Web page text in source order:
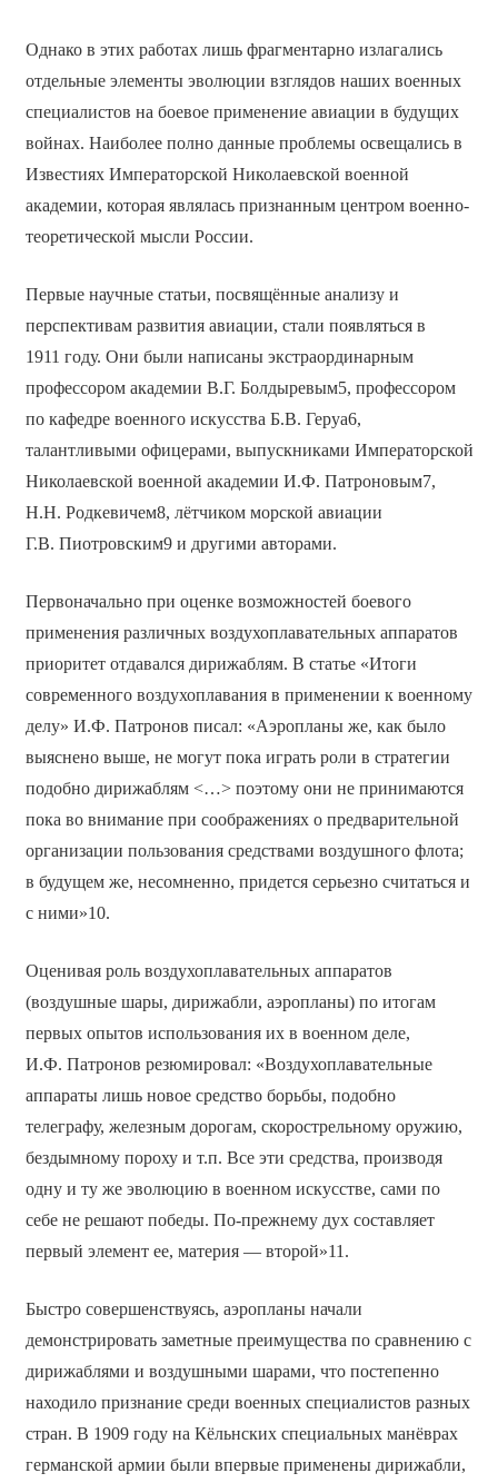
Однако в этих работах лишь фрагментарно излагались
отдельные элементы эволюции взглядов наших военных
специалистов на боевое применение авиации в будущих
войнах. Наиболее полно данные проблемы освещались в
Известиях Императорской Николаевской военной
академии, которая являлась признанным центром военно-
теоретической мысли России.
Первые научные статьи, посвящённые анализу и
перспективам развития авиации, стали появляться в
1911 году. Они были написаны экстраординарным
профессором академии В.Г. Болдыревым5, профессором
по кафедре военного искусства Б.В. Геруа6,
талантливыми офицерами, выпускниками Императорской
Николаевской военной академии И.Ф. Патроновым7,
Н.Н. Родкевичем8, лётчиком морской авиации
Г.В. Пиотровским9 и другими авторами.
Первоначально при оценке возможностей боевого
применения различных воздухоплавательных аппаратов
приоритет отдавался дирижаблям. В статье «Итоги
современного воздухоплавания в применении к военному
делу» И.Ф. Патронов писал: «Аэропланы же, как было
выяснено выше, не могут пока играть роли в стратегии
подобно дирижаблям <…> поэтому они не принимаются
пока во внимание при соображениях о предварительной
организации пользования средствами воздушного флота;
в будущем же, несомненно, придется серьезно считаться и
с ними»10.
Оценивая роль воздухоплавательных аппаратов
(воздушные шары, дирижабли, аэропланы) по итогам
первых опытов использования их в военном деле,
И.Ф. Патронов резюмировал: «Воздухоплавательные
аппараты лишь новое средство борьбы, подобно
телеграфу, железным дорогам, скорострельному оружию,
бездымному пороху и т.п. Все эти средства, производя
одну и ту же эволюцию в военном искусстве, сами по
себе не решают победы. По-прежнему дух составляет
первый элемент ее, материя — второй»11.
Быстро совершенствуясь, аэропланы начали
демонстрировать заметные преимущества по сравнению с
дирижаблями и воздушными шарами, что постепенно
находило признание среди военных специалистов разных
стран. В 1909 году на Кёльнских специальных манёврах
германской армии были впервые применены дирижабли,